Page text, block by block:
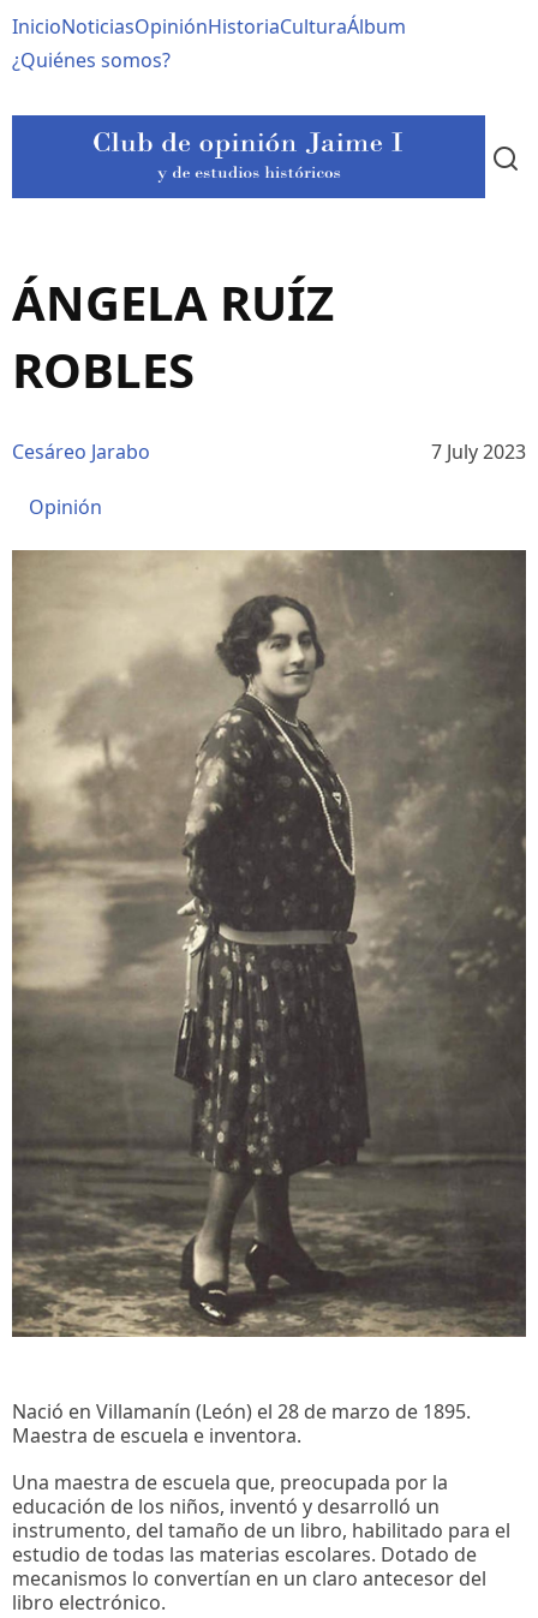
al
contenido
Navegación
principal
InicioNoticiasOpiniónHistoriaCulturaÁlbum
¿Quiénes somos?
ÁNGELA RUÍZ
ROBLES
Cesáreo Jarabo 7 July 2023
Opinión
Nació en Villamanín (León) el 28 de marzo de 1895.
Maestra de escuela e inventora.
Una maestra de escuela que, preocupada por la
educación de los niños, inventó y desarrolló un
instrumento, del tamaño de un libro, habilitado para el
estudio de todas las materias escolares. Dotado de
mecanismos lo convertían en un claro antecesor del
libro electrónico.